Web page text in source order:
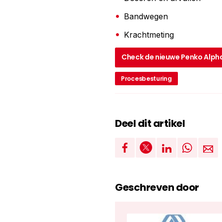
Bandwegen
Krachtmeting
Check de nieuwe Penko
Procesbesturing
Deel dit artikel
Geschreven door